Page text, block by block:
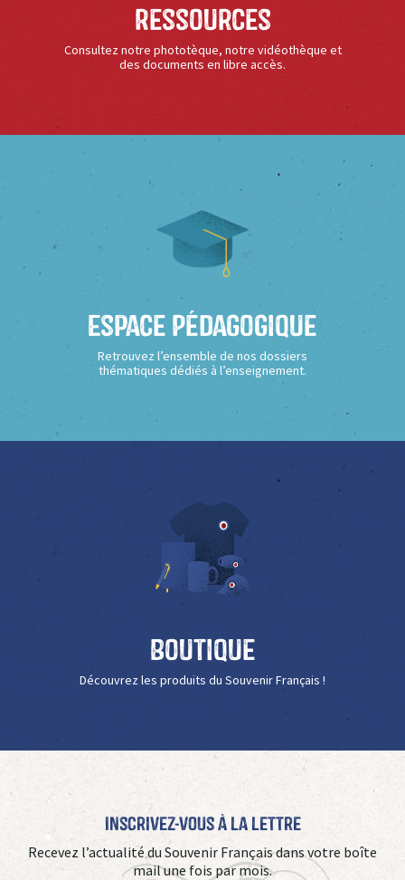
Ressources
Consultez notre phototèque, notre vidéothèque et
des documents en libre accès.
Espace Pédagogique
Retrouvez l’ensemble de nos dossiers
thématiques dédiés à l’enseignement.
Boutique
Découvrez les produits du Souvenir Français !
Inscrivez-vous à La Lettre
Recevez l’actualité du Souvenir Français dans votre boîte
mail une fois par mois.